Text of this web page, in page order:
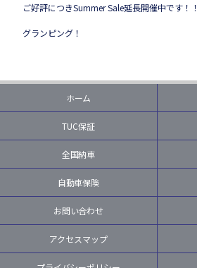
ご好評につきSummer Sale延長開催中です！！
グランピング！
ホーム
TUC保証
全国納車
自動車保険
お問い合わせ
アクセスマップ